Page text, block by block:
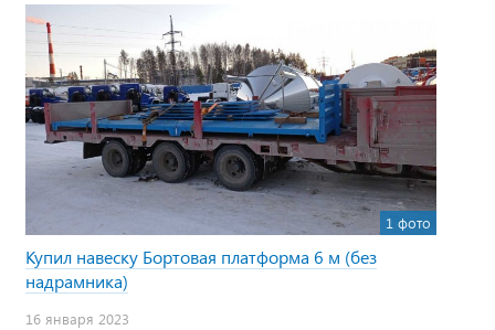
1 фото
Купил навеску Бортовая платформа 6 м (без
надрамника)
16 января 2023